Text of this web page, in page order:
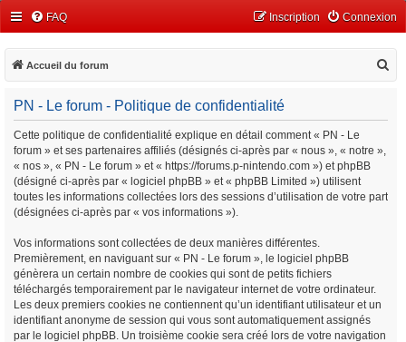
FAQ Connexion
Inscription
Accueil du forum
PN - Le forum - Politique de confidentialité
Cette politique de confidentialité explique en détail comment « PN - Le
forum » et ses partenaires affiliés (désignés ci-après par « nous », « notre »,
« nos », « PN - Le forum » et « https://forums.p-nintendo.com ») et phpBB
(désigné ci-après par « logiciel phpBB » et « phpBB Limited ») utilisent
toutes les informations collectées lors des sessions d’utilisation de votre part
(désignées ci-après par « vos informations »).
Vos informations sont collectées de deux manières différentes.
Premièrement, en naviguant sur « PN - Le forum », le logiciel phpBB
génèrera un certain nombre de cookies qui sont de petits fichiers
téléchargés temporairement par le navigateur internet de votre ordinateur.
Les deux premiers cookies ne contiennent qu’un identifiant utilisateur et un
identifiant anonyme de session qui vous sont automatiquement assignés
par le logiciel phpBB. Un troisième cookie sera créé lors de votre navigation